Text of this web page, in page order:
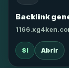
Backlink
SI Abrir